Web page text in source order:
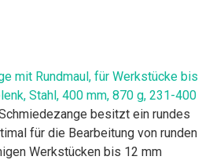
mit Rundmaul, für Werkstücke bis
Stahl, 400 mm, 870 g, 231-400
besitzt ein rundes
für die Bearbeitung von runden
Werkstücken bis 12 mm